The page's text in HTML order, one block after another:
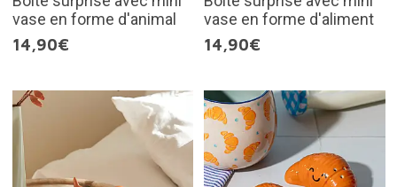
vase en forme d'animal
14,90€
vase en forme d'aliment
14,90€